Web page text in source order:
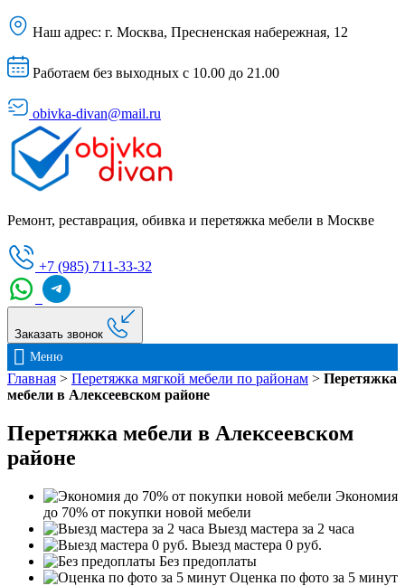
Наш адрес: г. Москва, Пресненская набережная, 12
Работаем без выходных с 10.00 до 21.00
obivka-divan@mail.ru
Ремонт, реставрация, обивка и перетяжка мебели в Москве
+7 (985) 711-33-32
Заказать звонок
Меню
Главная > Перетяжка мягкой мебели по районам > Перетяжка
мебели в Алексеевском районе
Перетяжка мебели в Алексеевском
районе
Экономия
до 70% от покупки новой мебели
Выезд мастера за 2 часа
Выезд мастера 0 руб.
Без предоплаты
Оценка по фото за 5 минут